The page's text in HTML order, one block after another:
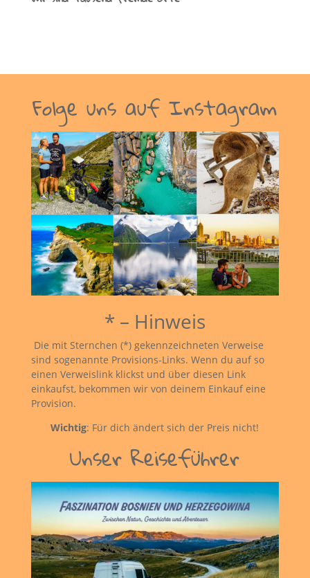
Folge uns auf Instagram
* – Hinweis
Die mit Sternchen (*) gekennzeichneten Verweise
sind sogenannte Provisions-Links. Wenn du auf so
einen Verweislink klickst und über diesen Link
einkaufst, bekommen wir von deinem Einkauf eine
Provision.
Wichtig: Für dich ändert sich der Preis nicht!
Unser Reiseführer